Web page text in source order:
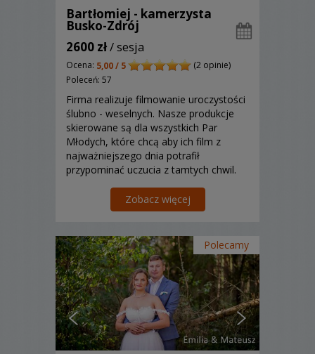
Bartłomiej - kamerzysta
Busko-Zdrój
2600 zł/ sesja
Ocena: 5,00 / 5
(2 opinie)
Poleceń: 57
Firma realizuje filmowanie uroczystości
ślubno - weselnych. Nasze produkcje
skierowane są dla wszystkich Par
Młodych, które chcą aby ich film z
najważniejszego dnia potrafił
przypominać uczucia z tamtych chwil.
pokazać nową wizję tradycji.
Zobacz więcej
Polecamy